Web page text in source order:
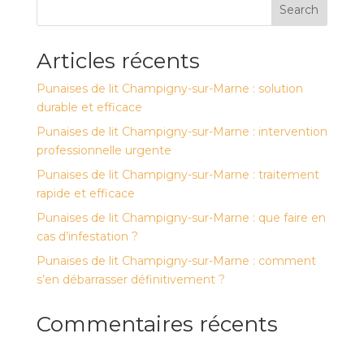
Search
Articles récents
Punaises de lit Champigny-sur-Marne : solution
durable et efficace
Punaises de lit Champigny-sur-Marne : intervention
professionnelle urgente
Punaises de lit Champigny-sur-Marne : traitement
rapide et efficace
Punaises de lit Champigny-sur-Marne : que faire en
cas d’infestation ?
Punaises de lit Champigny-sur-Marne : comment
s’en débarrasser définitivement ?
Commentaires récents